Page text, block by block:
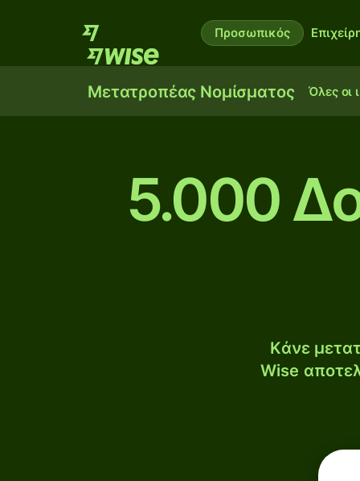
Προσωπικός
Μετατροπέας Νομίσματος Όλες οι
5.000
Κάνε
Wise